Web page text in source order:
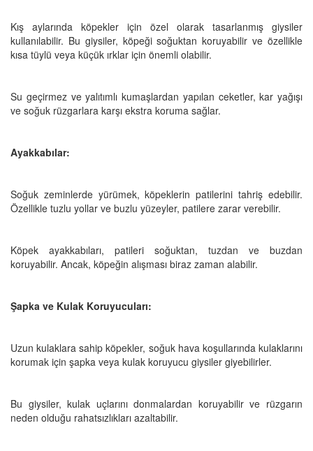
Kış aylarında köpekler için özel olarak tasarlanmış giysiler
kullanılabilir. Bu giysiler, köpeği soğuktan koruyabilir ve özellikle
kısa tüylü veya küçük ırklar için önemli olabilir.
Su geçirmez ve yalıtımlı kumaşlardan yapılan ceketler, kar yağışı
ve soğuk rüzgarlara karşı ekstra koruma sağlar.
Ayakkabılar:
Soğuk zeminlerde yürümek, köpeklerin patilerini tahriş edebilir.
Özellikle tuzlu yollar ve buzlu yüzeyler, patilere zarar verebilir.
Köpek ayakkabıları, patileri soğuktan, tuzdan ve buzdan
koruyabilir. Ancak, köpeğin alışması biraz zaman alabilir.
Şapka ve Kulak Koruyucuları:
Uzun kulaklara sahip köpekler, soğuk hava koşullarında kulaklarını
korumak için şapka veya kulak koruyucu giysiler giyebilirler.
Bu giysiler, kulak uçlarını donmalardan koruyabilir ve rüzgarın
neden olduğu rahatsızlıkları azaltabilir.